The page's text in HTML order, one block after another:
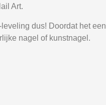
Art.
dus! Doordat het een
nagel of kunstnagel.